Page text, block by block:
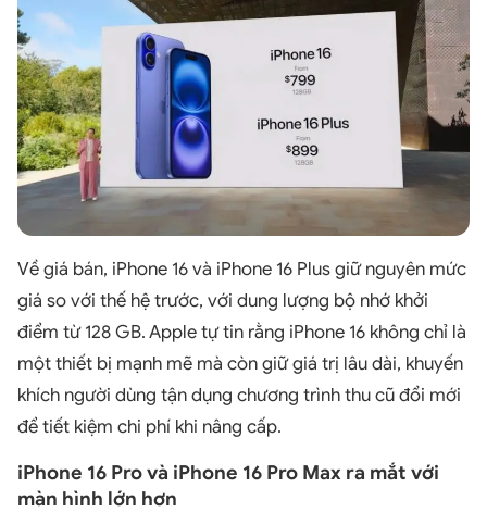
Về giá bán, iPhone 16 và iPhone 16 Plus giữ nguyên mức
giá so với thế hệ trước, với dung lượng bộ nhớ khởi
điểm từ 128 GB. Apple tự tin rằng iPhone 16 không chỉ là
một thiết bị mạnh mẽ mà còn giữ giá trị lâu dài, khuyến
khích người dùng tận dụng chương trình thu cũ đổi mới
để tiết kiệm chi phí khi nâng cấp.
iPhone 16 Pro và iPhone 16 Pro Max ra mắt với
màn hình lớn hơn